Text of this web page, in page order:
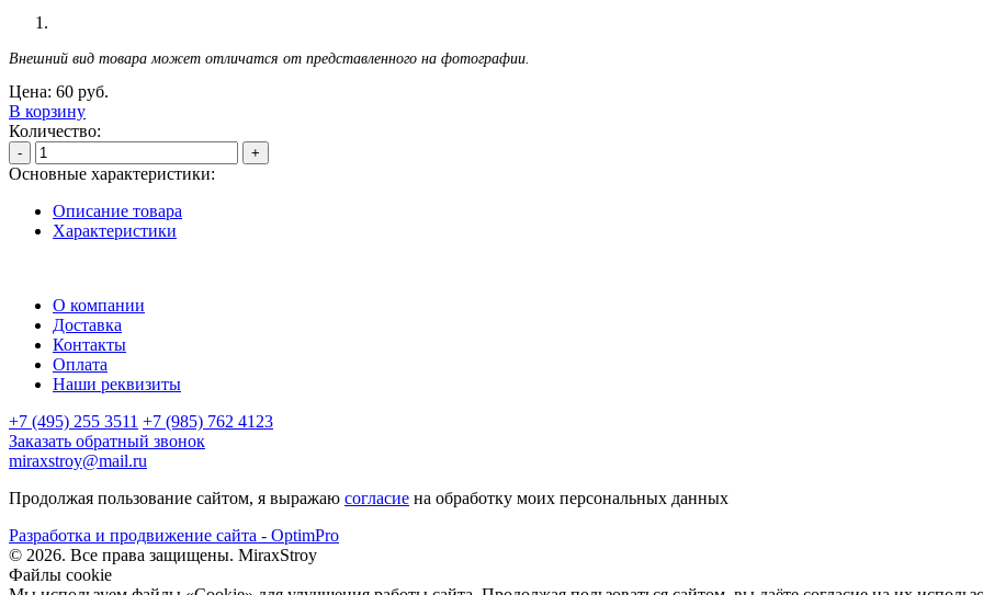
Внешний вид товара может отличатся от представленного на фотографии.
Цена: 60 руб.
В корзину
Количество:
- +
Основные характеристики:
Описание товара
Характеристики
О компании
Доставка
Контакты
Оплата
Наши реквизиты
+7 (495) 255 3511 +7 (985) 762 4123
Заказать обратный звонок
miraxstroy@mail.ru
Продолжая пользование сайтом, я выражаю согласие на обработку моих персональных данных
Разработка и продвижение сайта - OptimPro
© 2026. Все права защищены. MiraxStroy
Файлы cookie